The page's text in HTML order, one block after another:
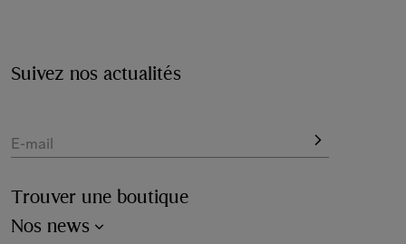
Suivez nos actualités
E-mail
Trouver une boutique
Nos news